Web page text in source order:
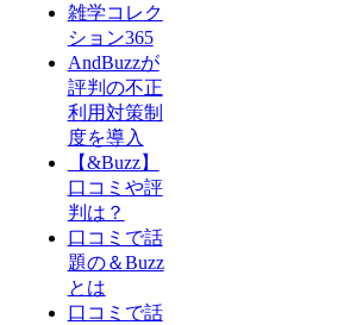
雑学コレク
ション365
AndBuzzが
評判の不正
利用対策制
度を導入
【&Buzz】
口コミや評
判は？
口コミで話
題の＆Buzz
とは
口コミで話